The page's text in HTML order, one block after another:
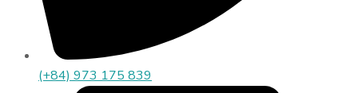
(+84) 973 175 839